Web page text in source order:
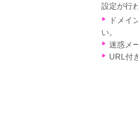
設定が行
ドメイ
い。
迷惑メ
URL付